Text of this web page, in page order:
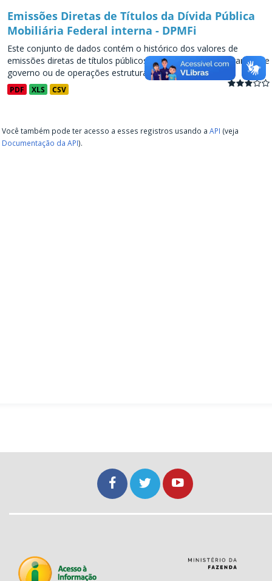
Emissões Diretas de Títulos da Dívida Pública
Mobiliária Federal interna - DPMFi
Este conjunto de dados contém o histórico dos valores de
emissões diretas de títulos públicos, decorrentes de programas de
governo ou de operações estruturadas, a partir de...
PDF XLS CSV
Você também pode ter acesso a esses registros usando a API (veja
Documentação da API).